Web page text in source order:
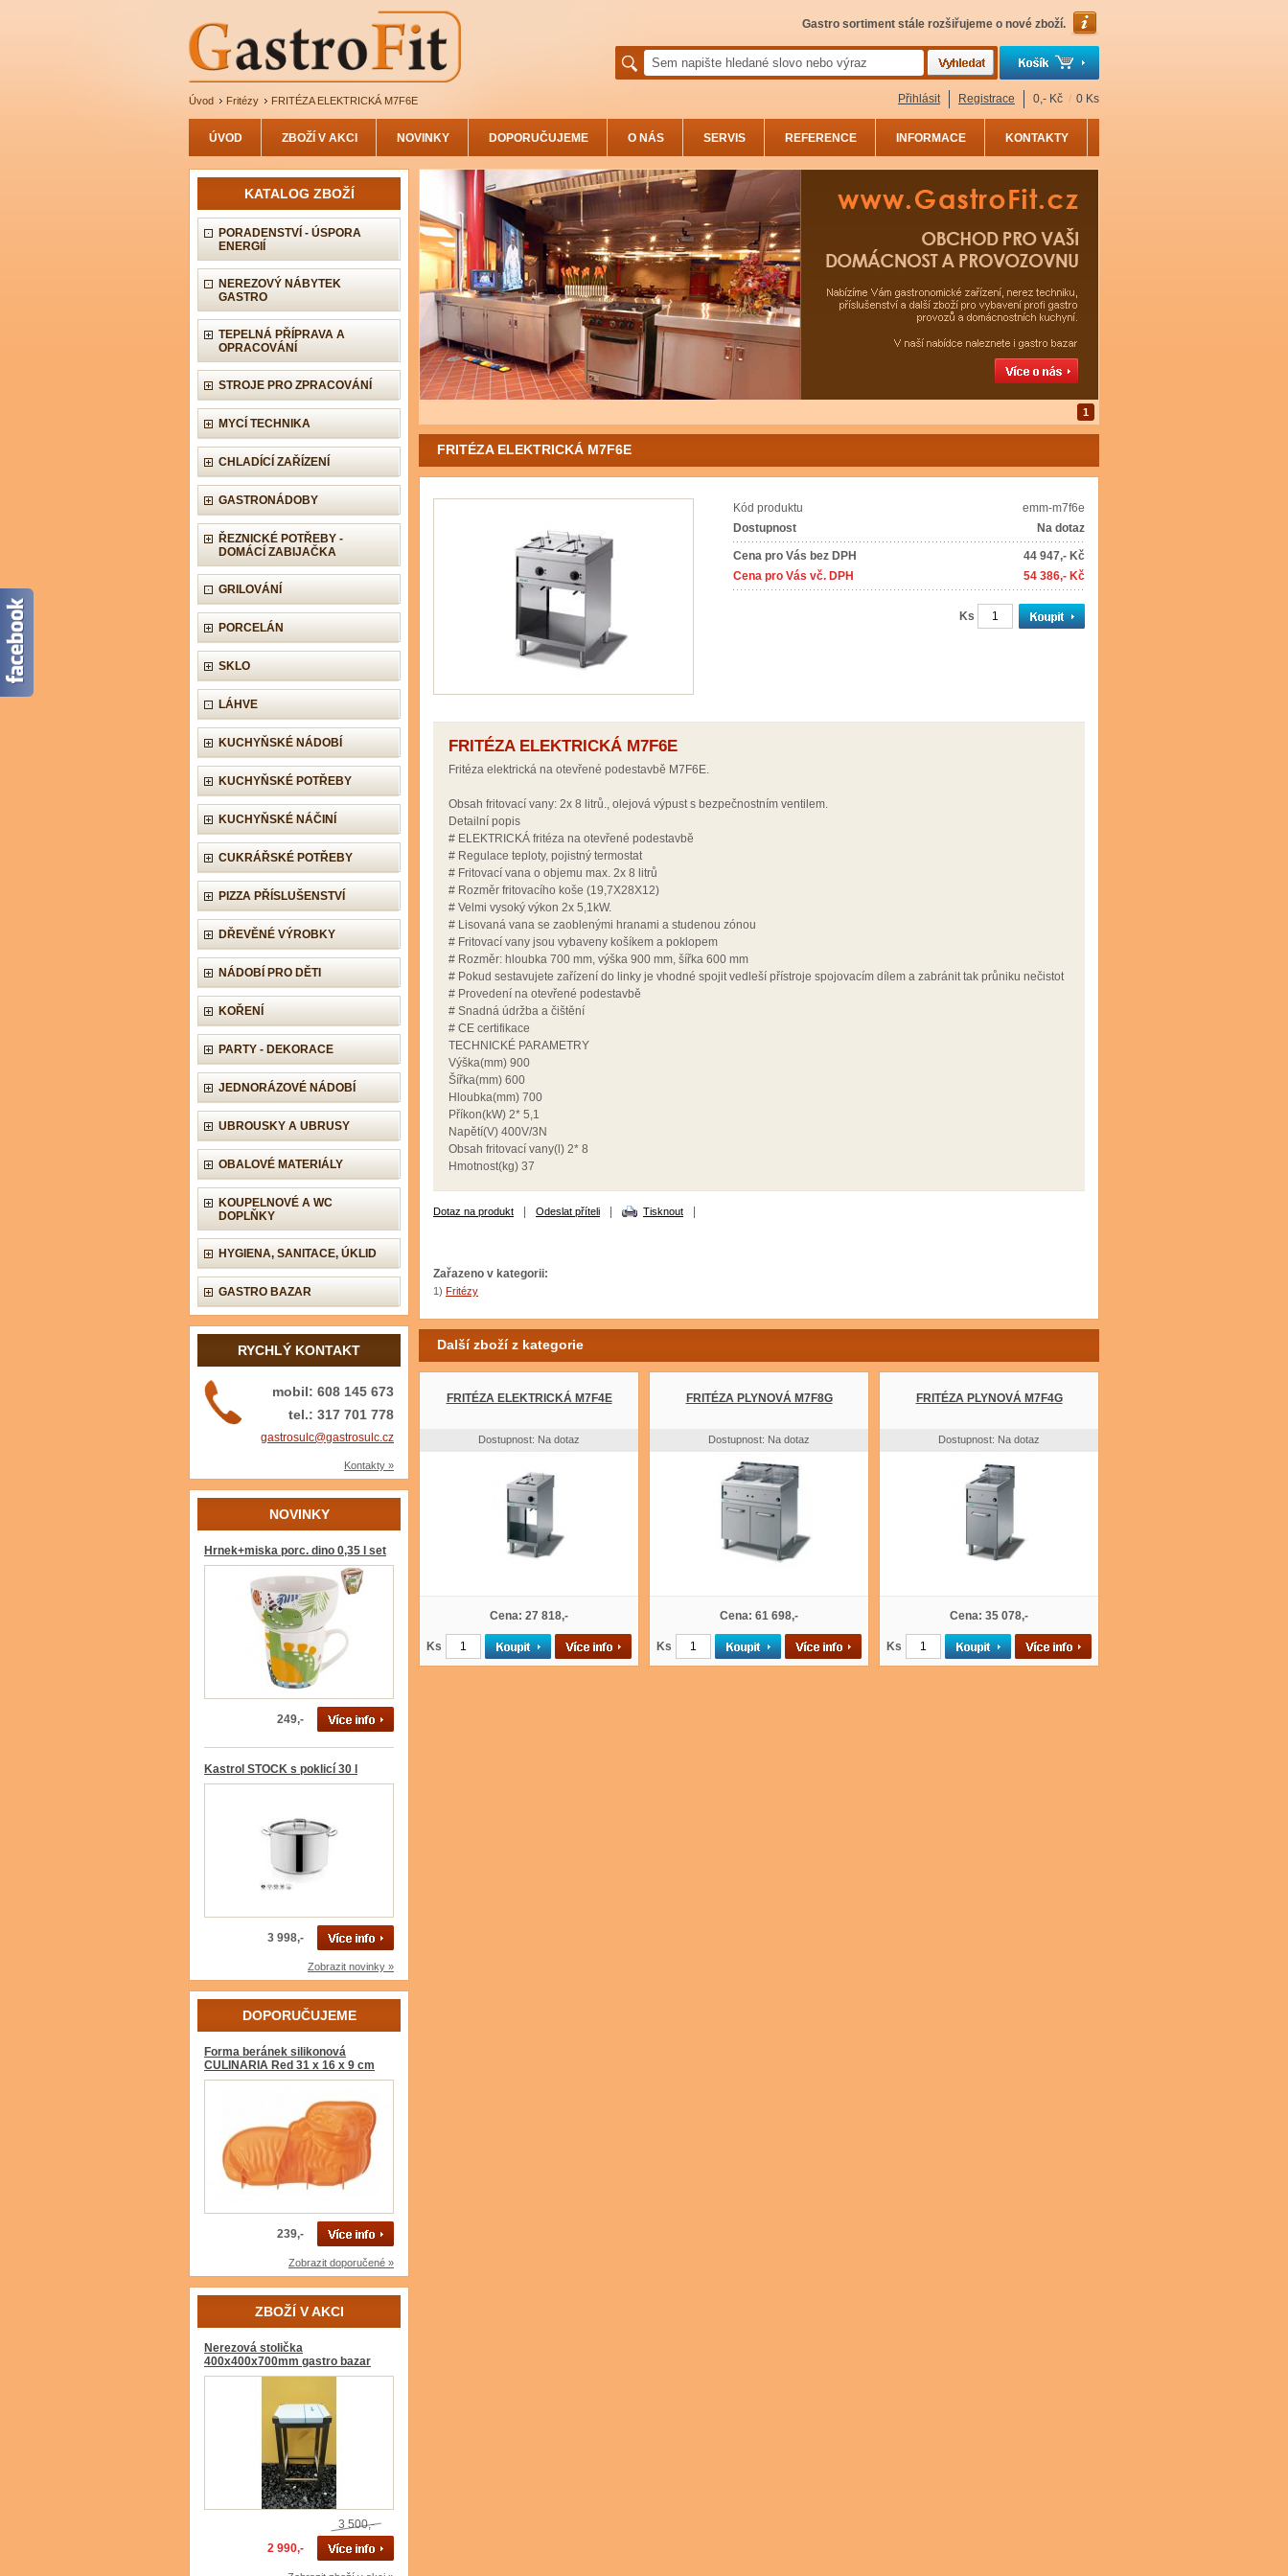
Úvod Fritézy FRITÉZA ELEKTRICKÁ M7F6E
Gastro sortiment stále rozšiřujeme o nové zboží.
Přihlásit Registrace 0,- Kč / 0 Ks
ÚVOD ZBOŽÍ V AKCI NOVINKY DOPORUČUJEME O NÁS SERVIS REFERENCE INFORMACE KONTAKTY
KATALOG ZBOŽÍ
PORADENSTVÍ - ÚSPORA
ENERGIÍ
NEREZOVÝ NÁBYTEK
GASTRO
TEPELNÁ PŘÍPRAVA A
OPRACOVÁNÍ
STROJE PRO ZPRACOVÁNÍ
MYCÍ TECHNIKA
CHLADÍCÍ ZAŘÍZENÍ
GASTRONÁDOBY
ŘEZNICKÉ POTŘEBY -
DOMÁCÍ ZABIJAČKA
GRILOVÁNÍ
PORCELÁN
SKLO
LÁHVE
KUCHYŇSKÉ NÁDOBÍ
KUCHYŇSKÉ POTŘEBY
KUCHYŇSKÉ NÁČINÍ
CUKRÁŘSKÉ POTŘEBY
PIZZA PŘÍSLUŠENSTVÍ
DŘEVĚNÉ VÝROBKY
NÁDOBÍ PRO DĚTI
KOŘENÍ
PARTY - DEKORACE
JEDNORÁZOVÉ NÁDOBÍ
UBROUSKY A UBRUSY
OBALOVÉ MATERIÁLY
KOUPELNOVÉ A WC
DOPLŇKY
HYGIENA, SANITACE, ÚKLID
GASTRO BAZAR
RYCHLÝ KONTAKT
mobil: 608 145 673
tel.: 317 701 778
gastrosulc@gastrosulc.cz
Kontakty »
NOVINKY
Hrnek+miska porc. dino 0,35 l set
249,-
Kastrol STOCK s poklicí 30 l
3 998,-
Zobrazit novinky »
DOPORUČUJEME
Forma beránek silikonová
CULINARIA Red 31 x 16 x 9 cm
239,-
Zobrazit doporučené »
ZBOŽÍ V AKCI
Nerezová stolička
400x400x700mm gastro bazar
3 500,-
2 990,-
1
FRITÉZA ELEKTRICKÁ M7F6E
Kód produktu
emm-m7f6e
Dostupnost
Na dotaz
Cena pro Vás bez DPH
44 947,- Kč
Cena pro Vás vč. DPH
54 386,- Kč
Ks
FRITÉZA ELEKTRICKÁ M7F6E
Fritéza elektrická na otevřené podestavbě M7F6E.
Obsah fritovací vany: 2x 8 litrů., olejová výpust s bezpečnostním ventilem.
Detailní popis
# ELEKTRICKÁ fritéza na otevřené podestavbě
# Regulace teploty, pojistný termostat
# Fritovací vana o objemu max. 2x 8 litrů
# Rozměr fritovacího koše (19,7X28X12)
# Velmi vysoký výkon 2x 5,1kW.
# Lisovaná vana se zaoblenými hranami a studenou zónou
# Fritovací vany jsou vybaveny košíkem a poklopem
# Rozměr: hloubka 700 mm, výška 900 mm, šířka 600 mm
# Pokud sestavujete zařízení do linky je vhodné spojit vedleší přístroje spojovacím dílem a zabránit tak průniku nečistot
# Provedení na otevřené podestavbě
# Snadná údržba a čištění
# CE certifikace
TECHNICKÉ PARAMETRY
Výška(mm) 900
Šířka(mm) 600
Hloubka(mm) 700
Příkon(kW) 2* 5,1
Napětí(V) 400V/3N
Obsah fritovací vany(l) 2* 8
Hmotnost(kg) 37
Dotaz na produkt Odeslat příteli Tisknout
Zařazeno v kategorii:
1) Fritézy
Další zboží z kategorie
FRITÉZA ELEKTRICKÁ M7F4E
Dostupnost: Na dotaz
Cena: 27 818,-
Ks
FRITÉZA PLYNOVÁ M7F8G
Dostupnost: Na dotaz
Cena: 61 698,-
Ks
FRITÉZA PLYNOVÁ M7F4G
Dostupnost: Na dotaz
Cena: 35 078,-
Ks